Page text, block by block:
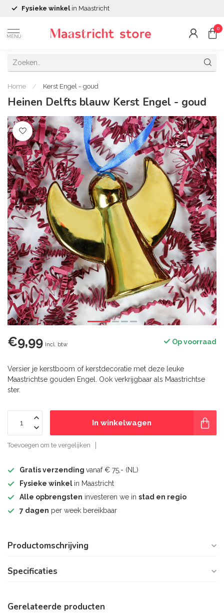
Fysieke winkel in Maastricht
MENU
0
Home / Kerst Engel - goud
Heinen Delfts blauw Kerst Engel - goud
€9,99 Incl. btw Op voorraad
Versier je kerstboom of kerstdecoratie met deze leuke
Maastrichtse gouden Engel. Ook verkrijgbaar als Maastrichtse
ster.
In winkelwagen
Toevoegen om te vergelijken
Gratis verzending vanaf € 75,- (NL)
Fysieke winkel in Maastricht
Alle opbrengsten investeren we in stad en regio
7 dagen per week bereikbaar
Productomschrijving
Specificaties
Gerelateerde producten